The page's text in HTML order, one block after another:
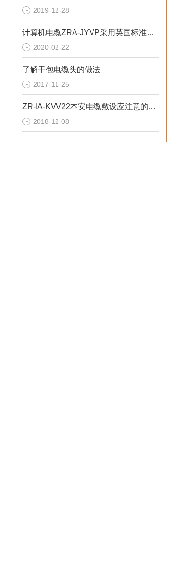
2019-12-28
计算机电缆ZRA-JYVP采用英国标准BS5308
2020-02-22
了解干包电缆头的做法
2017-11-25
ZR-IA-KVV22本安电缆敷设应注意的问题
2018-12-08